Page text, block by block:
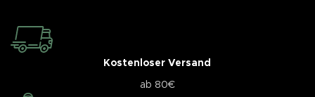
Kostenloser Versand
ab 80€